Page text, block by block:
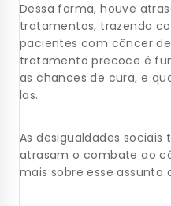
Dessa forma, houve
tratamentos, trazendo
pacientes com câncer
tratamento precoce é
as chances de cura, e
las.
As desigualdades
atrasam o combate ao
mais sobre esse